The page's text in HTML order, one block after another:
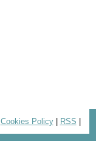
Cookies Policy| RSS